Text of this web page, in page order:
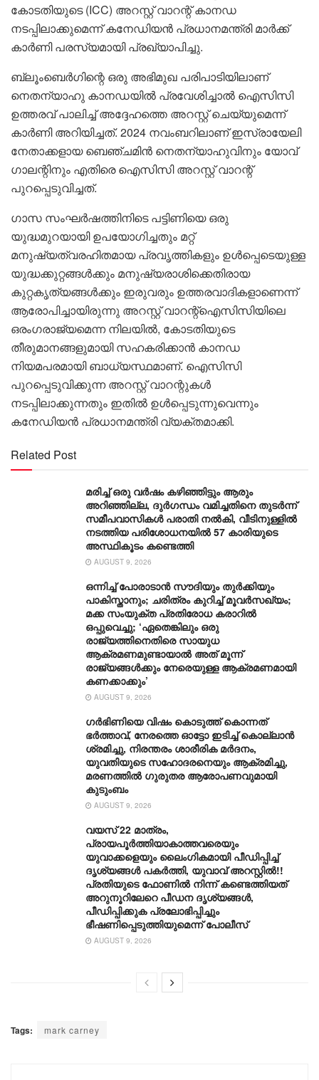
കോടതിയുടെ (ICC) അറസ്റ്റ് വാറന്റ് കാനഡ
നടപ്പിലാക്കുമെന്ന് കനേഡിയന്‍ പ്രധാനമന്ത്രി മാര്‍ക്ക്
കാര്‍ണി പരസ്യമായി പ്രഖ്യാപിച്ചു.
ബ്ലൂംബെര്‍ഗിന്റെ ഒരു അഭിമുഖ പരിപാടിയിലാണ്
നെതന്യാഹു കാനഡയില്‍ പ്രവേശിച്ചാല്‍ ഐസിസി
ഉത്തരവ് പാലിച്ച് അദ്ദേഹത്തെ അറസ്റ്റ് ചെയ്യുമെന്ന്
കാര്‍ണി അറിയിച്ചത്. 2024 നവംബറിലാണ് ഇസ്രായേലി
നേതാക്കളായ ബെഞ്ചമിന്‍ നെതന്യാഹുവിനും യോവ്
ഗാലന്റിനും എതിരെ ഐസിസി അറസ്റ്റ് വാറന്റ്
പുറപ്പെടുവിച്ചത്.
ഗാസ സംഘര്‍ഷത്തിനിടെ പട്ടിണിയെ ഒരു
യുദ്ധമുറയായി ഉപയോഗിച്ചതും മറ്റ്
മനുഷ്യത്വരഹിതമായ പ്രവൃത്തികളും ഉള്‍പ്പെടെയുള്ള
യുദ്ധക്കുറ്റങ്ങള്‍ക്കും മനുഷ്യരാശിക്കെതിരായ
കുറ്റകൃത്യങ്ങള്‍ക്കും ഇരുവരും ഉത്തരവാദികളാണെന്ന്
ആരോപിച്ചായിരുന്നു അറസ്റ്റ് വാറന്റ്ഐസിസിയിലെ
ഒരംഗരാജ്യമെന്ന നിലയില്‍, കോടതിയുടെ
തീരുമാനങ്ങളുമായി സഹകരിക്കാന്‍ കാനഡ
നിയമപരമായി ബാധ്യസ്ഥമാണ്. ഐസിസി
പുറപ്പെടുവിക്കുന്ന അറസ്റ്റ് വാറന്റുകള്‍
നടപ്പിലാക്കുന്നതും ഇതില്‍ ഉള്‍പ്പെടുന്നുവെന്നും
കനേഡിയന്‍ പ്രധാനമന്ത്രി വ്യക്തമാക്കി.
Related Post
മരിച്ച് ഒരു വര്‍ഷം കഴിഞ്ഞിട്ടും ആരും
അറിഞ്ഞില്ല, ദുര്‍ഗന്ധം വമിച്ചതിനെ തുടര്‍ന്ന്
സമീപവാസികള്‍ പരാതി നല്‍കി, വീടിനുള്ളില്‍
നടത്തിയ പരിശോധനയില്‍ 57 കാരിയുടെ
അസ്ഥികൂടം കണ്ടെത്തി
AUGUST 9, 2026
ഒന്നിച്ച് പോരാടാൻ സൗദിയും തുർക്കിയും
പാകിസ്താനും; ചരിത്രം കുറിച്ച് മൂവർസഖ്യം;
മക്ക സംയുക്ത പ്രതിരോധ കരാറിൽ
ഒപ്പുവെച്ചു; ‘ഏതെങ്കിലും ഒരു
രാജ്യത്തിനെതിരെ സായുധ
ആക്രമണമുണ്ടായാൽ അത് മൂന്ന്
രാജ്യങ്ങൾക്കും നേരെയുള്ള ആക്രമണമായി
കണക്കാക്കും’
AUGUST 9, 2026
ഗര്‍ഭിണിയെ വിഷം കൊടുത്ത് കൊന്നത്
ഭര്‍ത്താവ്, നേരത്തെ ഓട്ടോ ഇടിച്ച് കൊല്ലാന്‍
ശ്രമിച്ചു, നിരന്തരം ശാരീരിക മര്‍ദനം,
യുവതിയുടെ സഹോദരനെയും ആക്രമിച്ചു,
മരണത്തില്‍ ഗുരുതര ആരോപണവുമായി
കുടുംബം
AUGUST 9, 2026
വയസ് 22 മാത്രം,
പ്രായപൂർത്തിയാകാത്തവരെയും
യുവാക്കളെയും ലൈംഗികമായി പീഡിപ്പിച്ച്
ദൃശ്യങ്ങൾ പകർത്തി, യുവാവ് അറസ്റ്റിൽ!!
പ്രതിയുടെ ഫോണിൽ നിന്ന് കണ്ടെത്തിയത്
അറുനൂറിലേറെ പീഡന ദൃശ്യങ്ങൾ,
പീഡിപ്പിക്കുക പ്രലോഭിപ്പിച്ചും
ഭീഷണിപ്പെടുത്തിയുമെന്ന് പോലീസ്
AUGUST 9, 2026
Tags: mark carney